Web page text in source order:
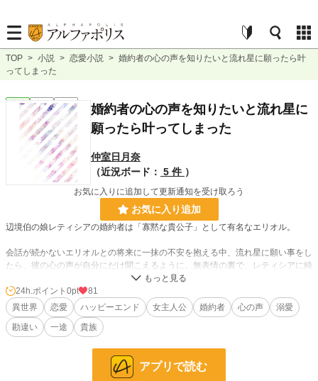
TOP > 小説 > 恋愛小説 > 婚約者の心の声を知りたいと流れ星に願ったら叶
ってしまった
恋愛 完結 短編
婚約者の心の声を知りたいと流れ星に
願ったら叶ってしまった
仲室日月奈
（近況ボード： 5 件 ）
お気に入りに追加して更新通知を受け取ろう
お気に入り追加
辺境伯の娘レティシアの婚約者は「寡黙な貴公子」として有名なエリオル。
会話が続かないエリオルとの将来に一抹の不安を抱える中、流れ星に願い事をし
たら、彼の心の声が自分にだけ聞こえるように。無表情の裏で、レティシアに純
粋な好意を寄せる心の声の数々に驚く日々。
婚約者を見る目が変わった流星群の夜から、二人の関係は少しずつ変化してい
く。
228,857 位 / 228,857 件
66,377 位 / 66,377 件
24h.ポイント 0pt
81
異世界
恋愛 ハッピーエンド 女主人公 婚約者 心の声
溺愛
勘違い
一途 貴族
アプリで読む